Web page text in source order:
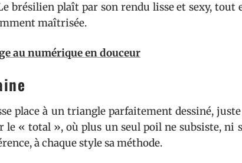
brésilien plaît par son rendu lisse et sexy, tout
maîtrisée.
au numérique en douceur
place à un triangle parfaitement dessiné,
le « total », où plus un seul poil ne subsiste, ni
à chaque style sa méthode.